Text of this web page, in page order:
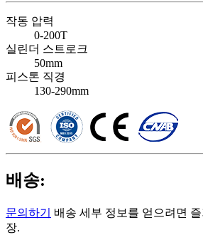
작동 압력
0-200T
실린더 스트로크
50mm
피스톤 직경
130-290mm
배송:
문의하기
배송 세부 정보를 얻으려면
장.